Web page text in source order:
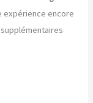
expérience encore